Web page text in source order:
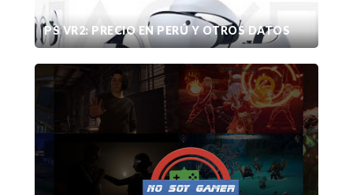
PS VR2: PRECIO EN PERÚ Y OTROS DATOS